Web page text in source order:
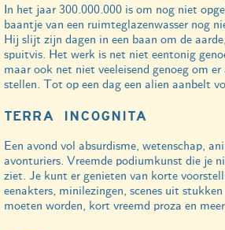
In het jaar 300.000.000 is om nog niet
baantje van een ruimteglazenwasser nog
Hij slijt zijn dagen in een baan om de
spuitvis. Het werk is net niet eentonig
maar ook net niet veeleisend genoeg om
stellen. Tot op een dag een alien aanbelt
TERRA INCOGNITA
Een avond vol absurdisme, wetenschap,
avonturiers. Vreemde podiumkunst die je
ziet. Je kunt er genieten van korte
eenakters, minilezingen, scenes uit
moeten worden, kort vreemd proza en